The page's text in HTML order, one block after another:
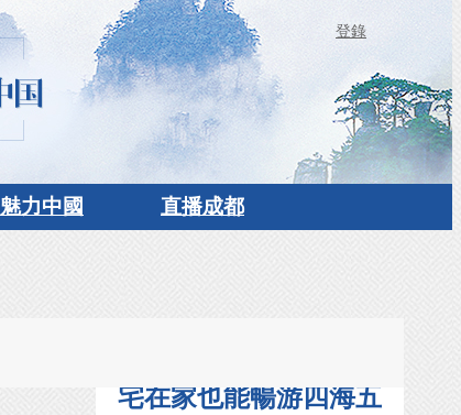
登錄
魅力中國 直播成都
宅在家也能暢游四海五